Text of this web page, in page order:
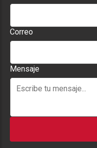
Correo
Mensaje